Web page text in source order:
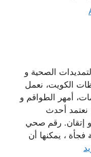
الصحية و
الكويت، نعمل
أمهر الطواقم و
نعتمد أحدث
و إتقان. رقم صحي
فجأة ، يمكنها أن